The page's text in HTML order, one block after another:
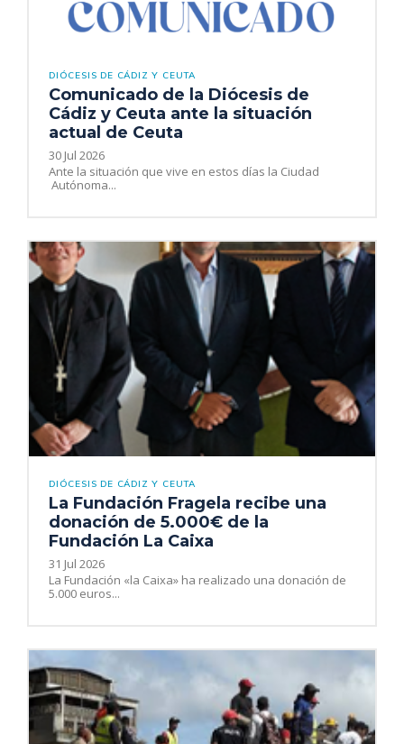
DIÓCESIS DE CÁDIZ Y CEUTA
Comunicado de la Diócesis de
Cádiz y Ceuta ante la situación
actual de Ceuta
30 Jul 2026
Ante la situación que vive en estos días la Ciudad
Autónoma...
DIÓCESIS DE CÁDIZ Y CEUTA
La Fundación Fragela recibe una
donación de 5.000€ de la
Fundación La Caixa
31 Jul 2026
La Fundación «la Caixa» ha realizado una donación de
5.000 euros...